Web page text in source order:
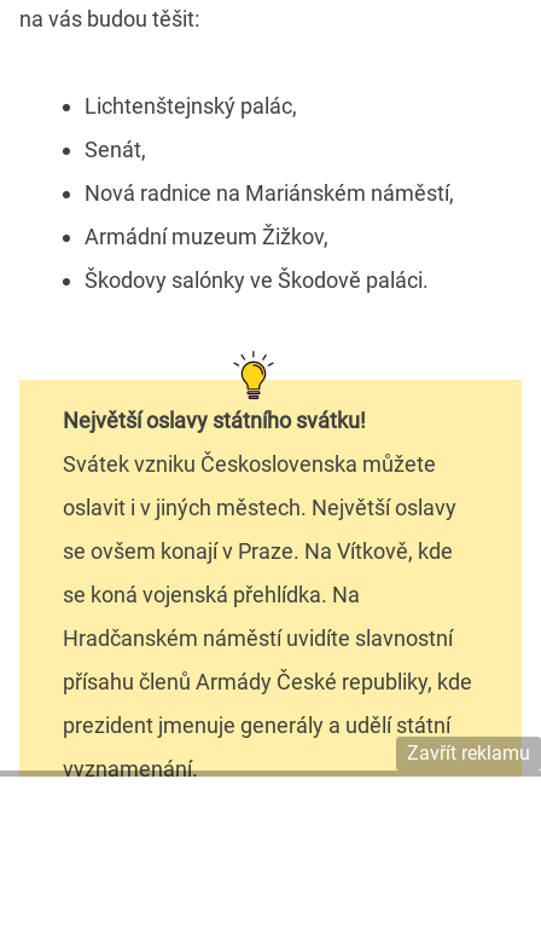
na vás budou těšit:
Lichtenštejnský palác,
Senát,
Nová radnice na Mariánském náměstí,
Armádní muzeum Žižkov,
Škodovy salónky ve Škodově paláci.
Největší oslavy státního svátku!
Svátek vzniku Československa můžete
oslavit i v jiných městech. Největší oslavy
se ovšem konají v Praze. Na Vítkově, kde
se koná vojenská přehlídka. Na
Hradčanském náměstí uvidíte slavnostní
přísahu členů Armády České republiky, kde
prezident jmenuje generály a udělí státní
vyznamenání.
Zavřít reklamu